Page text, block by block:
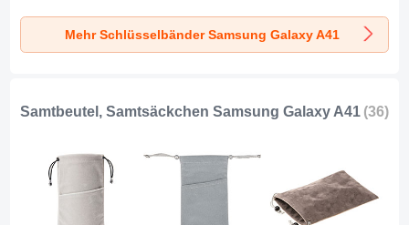
für Samsung
Galaxy A41 Blau
Samsung Galaxy
A41 Schwarz
A41 Schwarz
Mehr Schlüsselbänder Samsung Galaxy A41
Samtbeutel, Samtsäckchen Samsung Galaxy A41 (36)